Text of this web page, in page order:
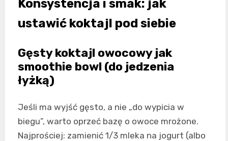
Konsystencja i smak: jak
ustawić koktajl pod siebie
Gęsty koktajl owocowy jak
smoothie bowl (do jedzenia
łyżką)
Jeśli ma wyjść gęsto, a nie „do wypicia w
biegu”, warto oprzeć bazę o owoce mrożone.
Najprościej: zamienić 1/3 mleka na jogurt (albo